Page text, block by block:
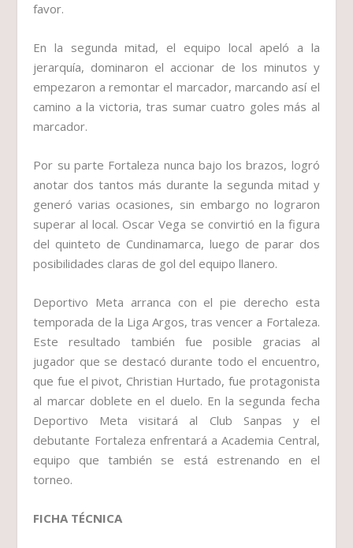
favor.
En la segunda mitad, el equipo local apeló a la
jerarquía, dominaron el accionar de los minutos y
empezaron a remontar el marcador, marcando así el
camino a la victoria, tras sumar cuatro goles más al
marcador.
Por su parte Fortaleza nunca bajo los brazos, logró
anotar dos tantos más durante la segunda mitad y
generó varias ocasiones, sin embargo no lograron
superar al local. Oscar Vega se convirtió en la figura
del quinteto de Cundinamarca, luego de parar dos
posibilidades claras de gol del equipo llanero.
Deportivo Meta arranca con el pie derecho esta
temporada de la Liga Argos, tras vencer a Fortaleza.
Este resultado también fue posible gracias al
jugador que se destacó durante todo el encuentro,
que fue el pivot, Christian Hurtado, fue protagonista
al marcar doblete en el duelo. En la segunda fecha
Deportivo Meta visitará al Club Sanpas y el
debutante Fortaleza enfrentará a Academia Central,
equipo que también se está estrenando en el
torneo.
FICHA TÉCNICA